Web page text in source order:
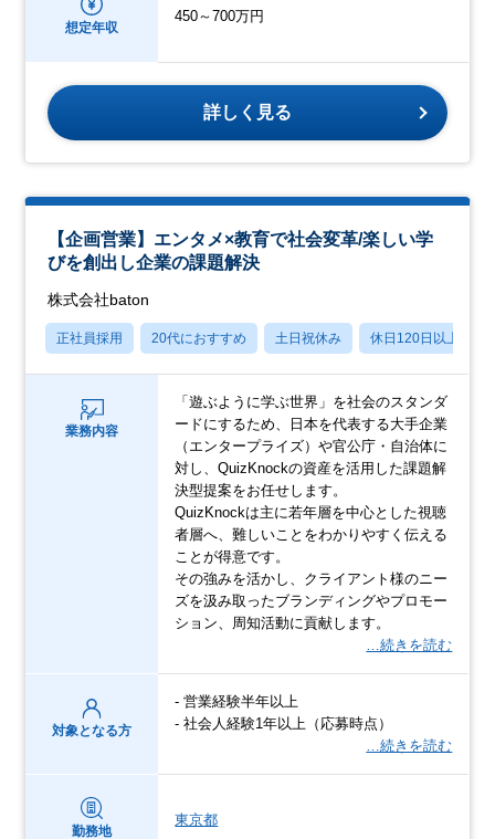
想定年収
450～700万円
詳しく見る
【企画営業】エンタメ×教育で社会変革/楽しい学
びを創出し企業の課題解決
株式会社baton
正社員採用 20代におすすめ 土日祝休み 休日120日以上
業務内容
「遊ぶように学ぶ世界」を社会のスタンダ
ードにするため、日本を代表する大手企業
（エンタープライズ）や官公庁・自治体に
対し、QuizKnockの資産を活用した課題解
決型提案をお任せします。
QuizKnockは主に若年層を中心とした視聴
者層へ、難しいことをわかりやすく伝える
ことが得意です。
その強みを活かし、クライアント様のニー
ズを汲み取ったブランディングやプロモー
ション、周知活動に貢献します。
…続きを読む
対象となる方
- 営業経験半年以上
- 社会人経験1年以上（応募時点）
…続きを読む
勤務地
東京都